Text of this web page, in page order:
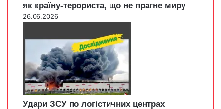
як країну-терориста, що не прагне миру
26.06.2026
Удари ЗСУ по логістичних центрах